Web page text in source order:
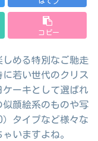
コピー
める特別なご馳走
若い世代のクリス
ーキとして選ばれ
顔絵系のものや写
）タイプなど様々な
いますよね。